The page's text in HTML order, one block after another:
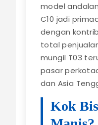
model
C10 jadi
dengan
total
mungil T03
pasar
dan Asia
Kok